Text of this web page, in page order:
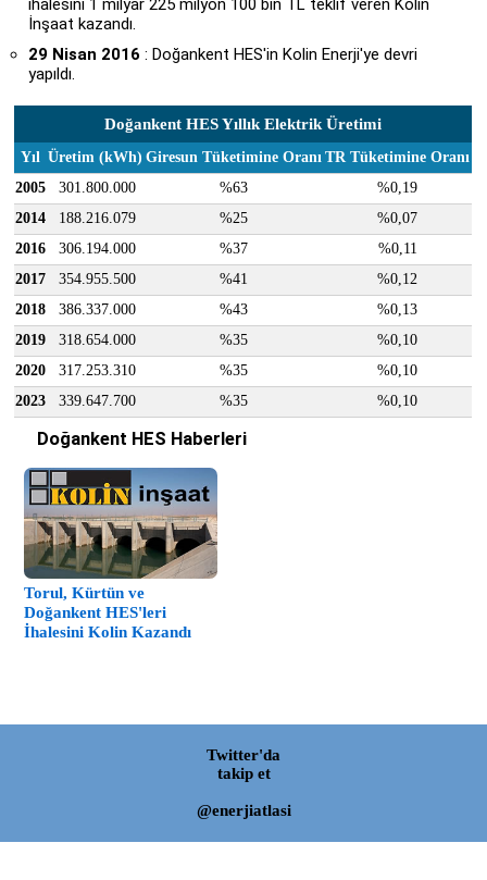
ihalesini 1 milyar 225 milyon 100 bin TL teklif veren Kolin
İnşaat kazandı.
29 Nisan 2016 : Doğankent HES'in Kolin Enerji'ye devri
yapıldı.
Doğankent HES Yıllık Elektrik Üretimi
Yıl Üretim (kWh) Giresun Tüketimine Oranı TR Tüketimine Oranı
2005
301.800.000 %63
%0,19
2014
188.216.079 %25
%0,07
2016
306.194.000 %37
%0,11
2017
354.955.500 %41
%0,12
2018
386.337.000 %43
%0,13
2019
318.654.000 %35
%0,10
2020
317.253.310 %35
%0,10
2023
339.647.700 %35 %0,10
Doğankent HES Haberleri
Torul, Kürtün ve
Doğankent HES'leri
İhalesini Kolin Kazandı
Twitter'da
takip et
@enerjiatlasi